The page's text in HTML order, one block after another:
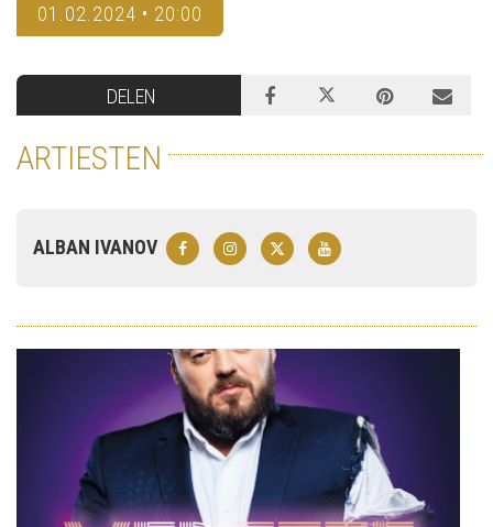
01.02.2024 • 20:00
DELEN
ARTIESTEN
ALBAN IVANOV